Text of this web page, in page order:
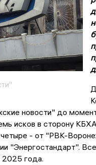
новости" до
исков в сторону
- от "РВК-
"Энергостандарт".
2025 года.